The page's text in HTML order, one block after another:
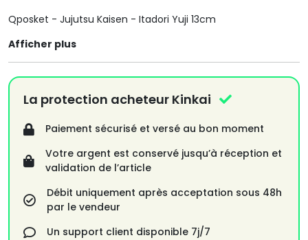
Qposket - Jujutsu Kaisen - Itadori Yuji 13cm
Afficher plus
La protection acheteur Kinkai
Paiement sécurisé et versé au bon moment
Votre argent est conservé jusqu’à réception et
validation de l’article
Débit uniquement après acceptation sous 48h
par le vendeur
Un support client disponible 7j/7